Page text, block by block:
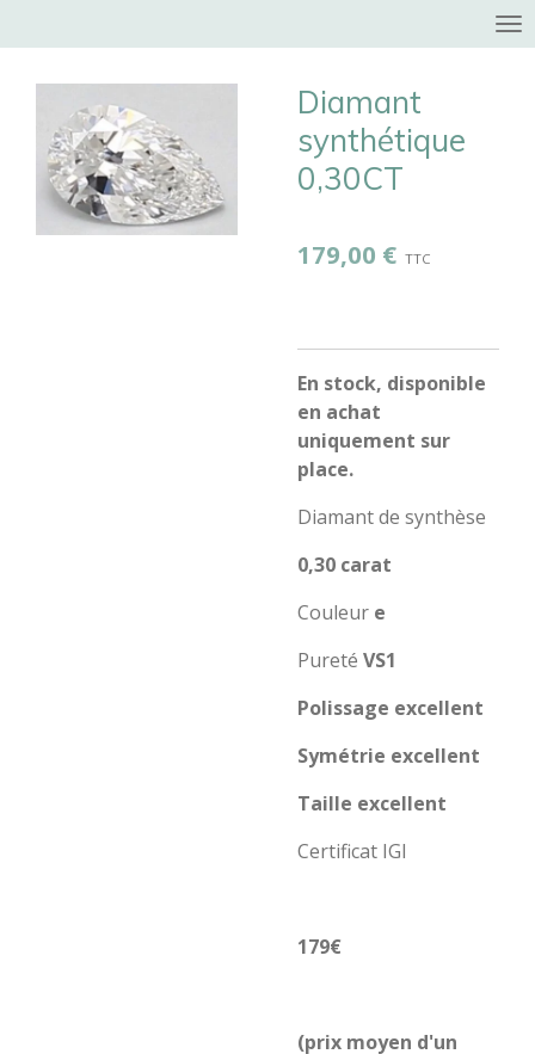
au
contenu
principal
Diamant
synthétique
0,30CT
179,00 €
En stock, disponible
en achat
uniquement sur
place.
Diamant de synthèse
0,30 carat
Couleur e
Pureté VS1
Polissage excellent
Symétrie excellent
Taille excellent
Certificat IGI
179€
(prix moyen d'un